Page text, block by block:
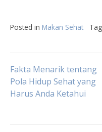
Posted in Makan Sehat
Post
navigation
Fakta Menarik tentang
Pola Hidup Sehat yang
Harus Anda Ketahui